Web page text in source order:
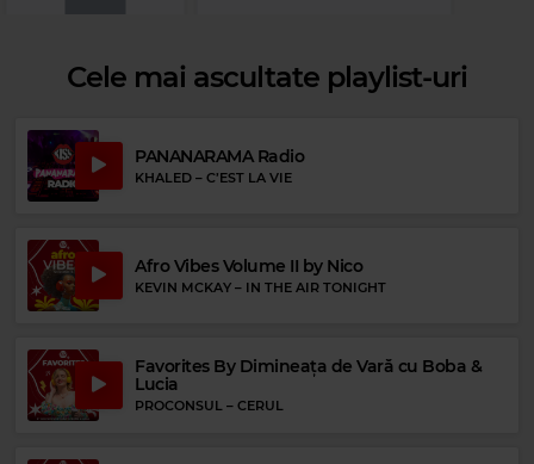
Rock 80s & 90s
AC/DC– HELLS BELLS
Cele mai ascultate playlist-uri
PANANARAMA Radio
KHALED – C’EST LA VIE
Afro Vibes Volume II by Nico
KEVIN MCKAY – IN THE AIR TONIGHT
Favorites By Dimineața de Vară cu Boba &
Lucia
PROCONSUL – CERUL